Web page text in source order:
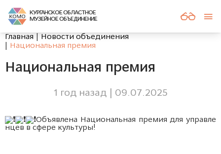
КУРГАНСКОЕ ОБЛАСТНОЕ
МУЗЕЙНОЕ ОБЪЕДИНЕНИЕ
Главная
Новости объединения
Национальная премия
Национальная премия
1 год назад | 09.07.2025
️Объявлена Национальная премия для управле
нцев в сфере культуры!